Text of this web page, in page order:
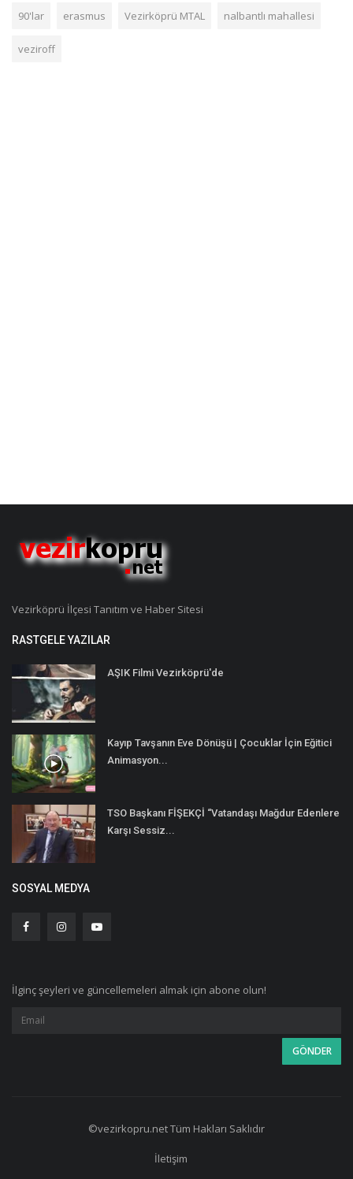
90'lar erasmus Vezirköprü MTAL nalbantlı mahallesi
veziroff
Vezirköprü İlçesi Tanıtım ve Haber Sitesi
RASTGELE YAZILAR
AŞIK Filmi Vezirköprü'de
Kayıp Tavşanın Eve Dönüşü | Çocuklar İçin Eğitici
Animasyon...
TSO Başkanı FİŞEKÇİ “Vatandaşı Mağdur Edenlere
Karşı Sessiz...
SOSYAL MEDYA
İlginç şeyleri ve güncellemeleri almak için abone olun!
©vezirkopru.net Tüm Hakları Saklıdır
İletişim